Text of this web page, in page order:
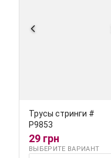
Трусы стринги #
Р9853
29 грн
ВЫБЕРИТЕ ВАРИАНТ